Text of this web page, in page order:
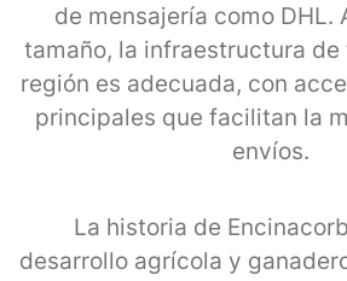
de mensajería como DHL.
tamaño, la infraestructura
región es adecuada, con
principales que facilitan la
envíos.
La historia de
desarrollo agrícola y